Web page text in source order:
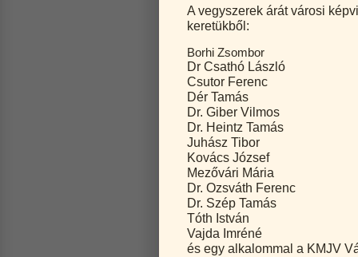
A vegyszerek árát városi
keretükből:
Borhi Zsombor
Dr Csathó László
Csutor Ferenc
Dér Tamás
Dr. Giber Vilmos
Dr. Heintz Tamás
Juhász Tibor
Kovács József
Mezővári Mária
Dr. Ozsváth Ferenc
Dr. Szép Tamás
Tóth István
Vajda Imréné
és egy alkalommal a KMJV